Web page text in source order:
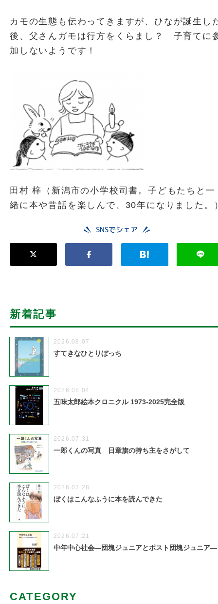
カモの生態も伝わってきますが、ひなが誕生し
後、父さんガモは行方をくらまし？ 子育てに
加しないようです！
田村 梓（新潟市の小学校司書。子どもたちと一
緒に本や昔話を楽しんで、30年になりました。
SNSでシェア
新着記事
2026.08.07
すてきなひとりぼっち
2026.08.04
五味太郎絵本クロニクル 1973-2025完全版
2026.07.31
一郎くんの写真 日章旗の持ち主をさがして
2026.07.28
ぼくはこんなふうに本を読んできた
2026.07.21
中年中心社会―団塊ジュニアとポスト団塊ジュニア―
CATEGORY